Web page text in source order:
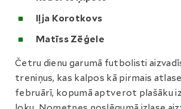
Iļja Korotkovs
Matīss Zēģele
Četru dienu garumā futbolisti
treniņus, kas kalpos kā pirmais
februārī, kopumā aptverot plašāku